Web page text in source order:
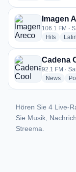
Imagen
106.1 FM ·
HitsradioLatin
92.1 FM ·
Newsradio
Hören Sie 4 Live-
Sie Musik,
Streema.